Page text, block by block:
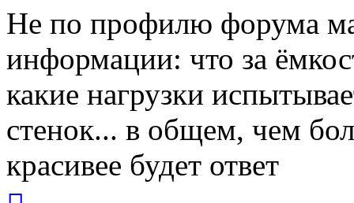
Не по профилю форума
информации: что за
какие нагрузки
стенок... в общем, чем
красивее будет ответ